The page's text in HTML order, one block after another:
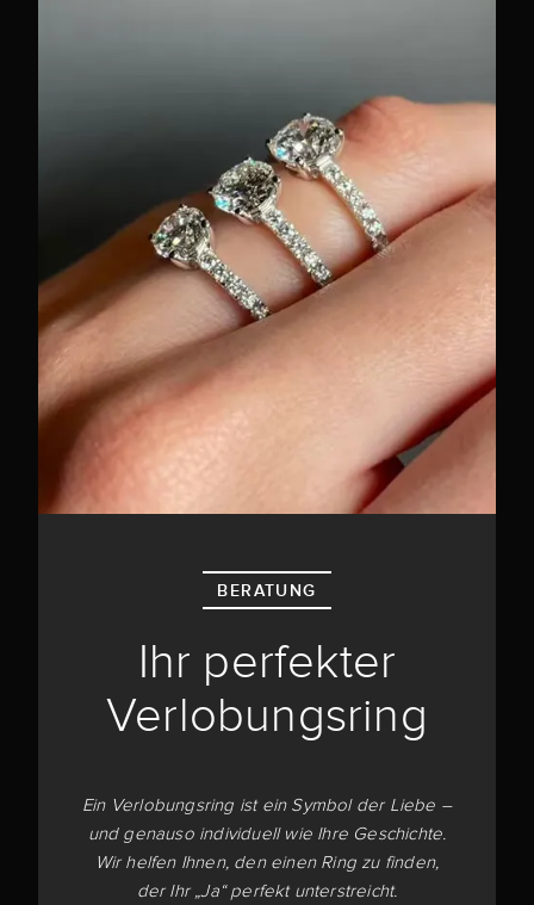
BERATUNG
Ihr perfekter
Verlobungsring
Ein Verlobungsring ist ein Symbol der Liebe –
und genauso individuell wie Ihre Geschichte.
Wir helfen Ihnen, den einen Ring zu finden,
der Ihr „Ja“ perfekt unterstreicht.